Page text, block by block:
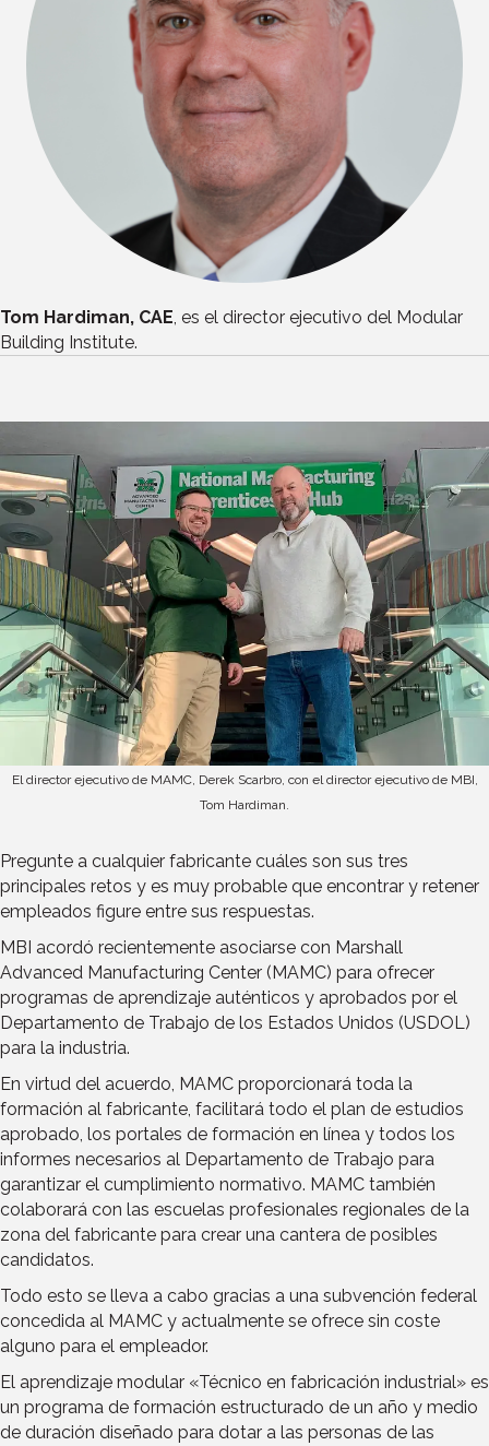
Tom Hardiman, CAE, es el director ejecutivo del Modular
Building Institute.
El director ejecutivo de MAMC, Derek Scarbro, con el director ejecutivo de MBI,
Tom Hardiman.
Pregunte a cualquier fabricante cuáles son sus tres
principales retos y es muy probable que encontrar y retener
empleados figure entre sus respuestas.
MBI acordó recientemente asociarse con Marshall
Advanced Manufacturing Center (MAMC) para ofrecer
programas de aprendizaje auténticos y aprobados por el
Departamento de Trabajo de los Estados Unidos (USDOL)
para la industria.
En virtud del acuerdo, MAMC proporcionará toda la
formación al fabricante, facilitará todo el plan de estudios
aprobado, los portales de formación en línea y todos los
informes necesarios al Departamento de Trabajo para
garantizar el cumplimiento normativo. MAMC también
colaborará con las escuelas profesionales regionales de la
zona del fabricante para crear una cantera de posibles
candidatos.
Todo esto se lleva a cabo gracias a una subvención federal
concedida al MAMC y actualmente se ofrece sin coste
alguno para el empleador.
El aprendizaje modular «Técnico en fabricación industrial» es
un programa de formación estructurado de un año y medio
de duración diseñado para dotar a las personas de las